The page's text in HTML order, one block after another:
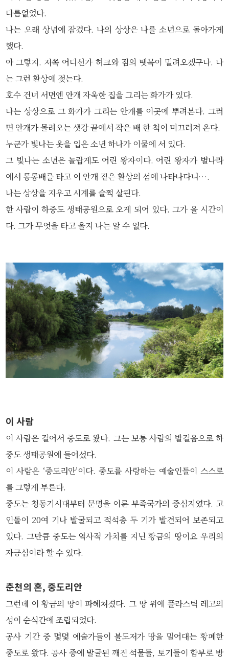
다름없었다.
나는 오래 상념에 잠겼다. 나의 상상은 나를 소년으로 돌아가게
했다.
아 그렇지. 저쪽 어디선가 허크와 짐의 뗏목이 밀려오겠구나. 나
는 그런 환상에 젖는다.
호수 건너 서면엔 안개 자욱한 집을 그리는 화가가 있다.
나는 상상으로 그 화가가 그리는 안개를 이곳에 뿌려본다. 그러
면 안개가 몰려오는 샛강 끝에서 작은 배 한 척이 미끄러져 온다.
누군가 빛나는 옷을 입은 소년 하나가 이물에 서 있다.
그 빛나는 소년은 놀랍게도 어린 왕자이다. 어린 왕자가 별나라
에서 통통배를 타고 이 안개 짙은 환상의 섬에 나타나다니….
나는 상상을 지우고 시계를 슬쩍 살핀다.
한 사람이 하중도 생태공원으로 오게 되어 있다. 그가 올 시간이
다. 그가 무엇을 타고 올지 나는 알 수 없다.
이 사람
이 사람은 걸어서 중도로 왔다. 그는 보통 사람의 발걸음으로 하
중도 생태공원에 들어섰다.
이 사람은 ‘중도리안’이다. 중도를 사랑하는 예술인들이 스스로
를 그렇게 부른다.
중도는 청동기시대부터 문명을 이룬 부족국가의 중심지였다. 고
인돌이 20여 기나 발굴되고 적석총 두 기가 발견되어 보존되고
있다. 그만큼 중도는 역사적 가치를 지닌 황금의 땅이요 우리의
자긍심이라 할 수 있다.
춘천의 혼, 중도리안
그런데 이 황금의 땅이 파헤쳐졌다. 그 땅 위에 플라스틱 레고의
성이 순식간에 조립되었다.
공사 기간 중 몇몇 예술가들이 불도저가 땅을 밀어대는 황폐한
중도로 왔다. 공사 중에 발굴된 깨진 석물들, 토기들이 함부로 방